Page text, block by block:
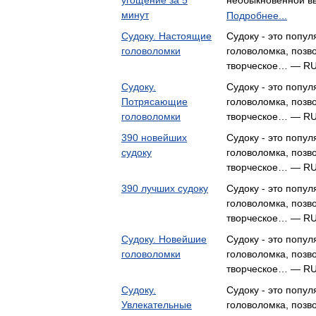
минут
Подробнее...
Судоку. Настоящие
головоломки
Судоку - это
головоломка,
творческое… —
Судоку.
Потрясающие
головоломки
Судоку - это
головоломка,
творческое… —
390 новейших
судоку
Судоку - это
головоломка,
творческое… —
390 лучших судоку
Судоку - это
головоломка,
творческое… —
Судоку. Новейшие
головоломки
Судоку - это
головоломка,
творческое… —
Судоку.
Увлекательные
Судоку - это
головоломка,